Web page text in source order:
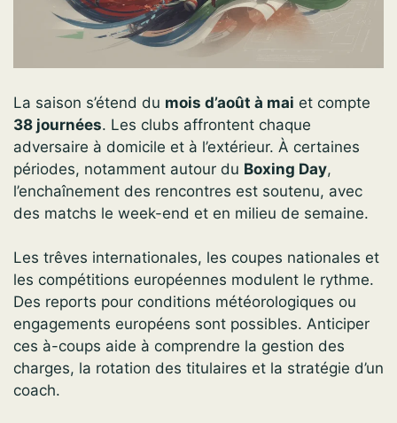
La saison s’étend du mois d’août à mai et compte
38 journées. Les clubs affrontent chaque
adversaire à domicile et à l’extérieur. À certaines
périodes, notamment autour du Boxing Day,
l’enchaînement des rencontres est soutenu, avec
des matchs le week-end et en milieu de semaine.
Les trêves internationales, les coupes nationales et
les compétitions européennes modulent le rythme.
Des reports pour conditions météorologiques ou
engagements européens sont possibles. Anticiper
ces à-coups aide à comprendre la gestion des
charges, la rotation des titulaires et la stratégie d’un
coach.